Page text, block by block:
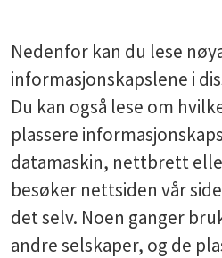
Nedenfor kan du lese
informasjonskapslene i
Du kan også lese om
plassere
datamaskin, nettbrett
besøker nettsiden vår
det selv. Noen ganger
andre selskaper, og de